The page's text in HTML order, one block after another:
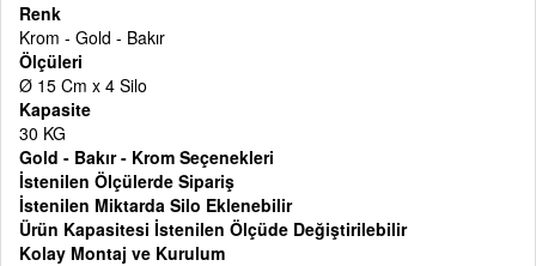
Renk
Krom - Gold - Bakır
Ölçüleri
Ø 15 Cm x 4 Silo
Kapasite
30 KG
Gold - Bakır - Krom Seçenekleri
İstenilen Ölçülerde Sipariş
İstenilen Miktarda Silo Eklenebilir
Ürün Kapasitesi İstenilen Ölçüde Değiştirilebilir
Kolay Montaj ve Kurulum